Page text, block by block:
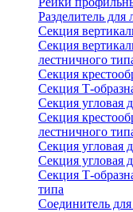
Разделитель для
Секция
Секция
лестничного
Секция
Секция Т-
Секция угловая
Секция
лестничного
Секция угловая
Секция угловая
Секция Т-
типа
Соединитель